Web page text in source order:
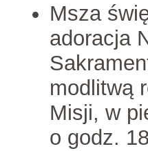
Msza
adoracja
modlitwą
Misji, w
o godz.